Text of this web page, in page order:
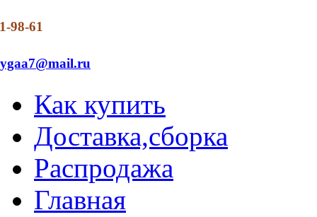
98-61
Как купить
Доставка,сборка
Распродажа
Главная